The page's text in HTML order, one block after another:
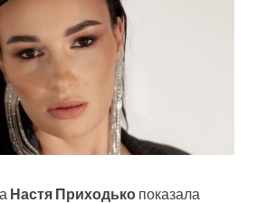
Настя Приходько показала